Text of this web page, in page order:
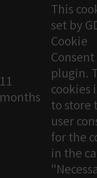
11
months
This
set by
Cookie
Consent
plugin.
cookies
to store
user
for the
in the